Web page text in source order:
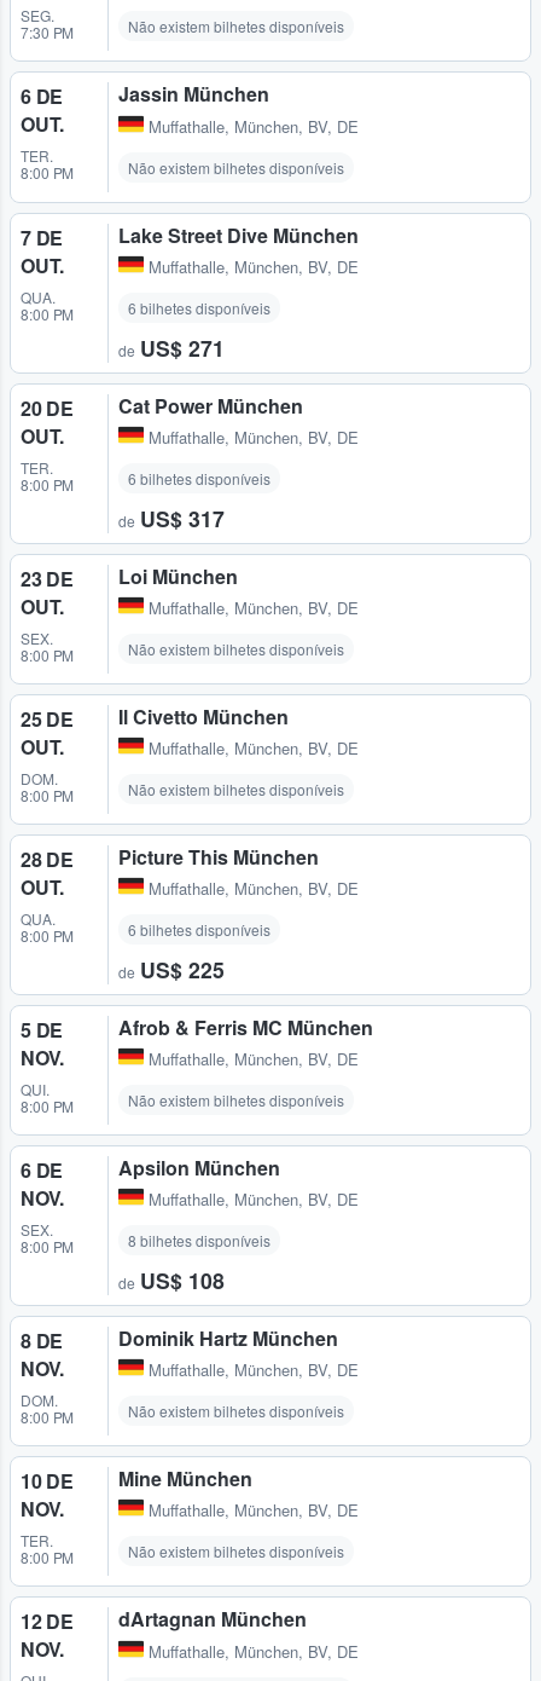
SEG.
7:30 PM
Não existem bilhetes disponíveis
6 DE
OUT.
TER.
8:00 PM
Jassin München
Muffathalle, München, BV, DE
Não existem bilhetes disponíveis
7 DE
OUT.
QUA.
8:00 PM
Lake Street Dive München
Muffathalle, München, BV, DE
6 bilhetes disponíveis
de US$ 271
20 DE
OUT.
TER.
8:00 PM
Cat Power München
Muffathalle, München, BV, DE
6 bilhetes disponíveis
de US$ 317
23 DE
OUT.
SEX.
8:00 PM
Loi München
Muffathalle, München, BV, DE
Não existem bilhetes disponíveis
25 DE
OUT.
DOM.
8:00 PM
Il Civetto München
Muffathalle, München, BV, DE
Não existem bilhetes disponíveis
28 DE
OUT.
QUA.
8:00 PM
Picture This München
Muffathalle, München, BV, DE
6 bilhetes disponíveis
de US$ 225
5 DE
NOV.
QUI.
8:00 PM
Afrob & Ferris MC München
Muffathalle, München, BV, DE
Não existem bilhetes disponíveis
6 DE
NOV.
SEX.
8:00 PM
Apsilon München
Muffathalle, München, BV, DE
8 bilhetes disponíveis
de US$ 108
8 DE
NOV.
DOM.
8:00 PM
Dominik Hartz München
Muffathalle, München, BV, DE
Não existem bilhetes disponíveis
10 DE
NOV.
TER.
8:00 PM
Mine München
Muffathalle, München, BV, DE
Não existem bilhetes disponíveis
12 DE
NOV.
dArtagnan München
Muffathalle, München, BV, DE